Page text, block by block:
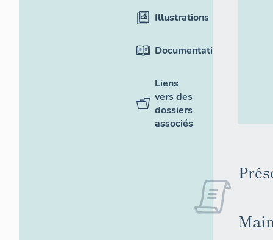
Illustrations
Documentation
Liens
vers des
dossiers
associés